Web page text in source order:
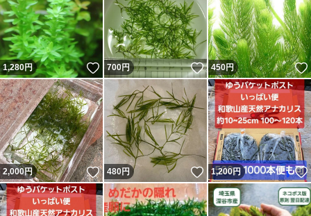
1,280円 いいね！
700円 いいね！
450円
2,000円 いいね！
480円 いいね！
1,200円